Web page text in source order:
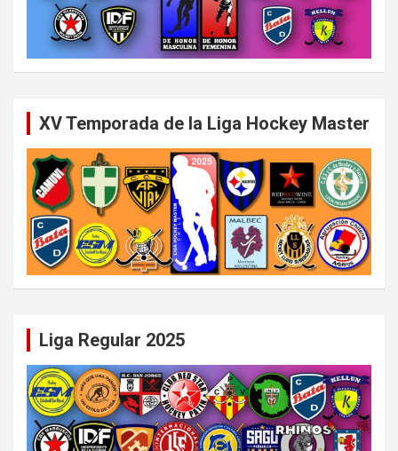
XV Temporada de la Liga Hockey Master
Liga Regular 2025